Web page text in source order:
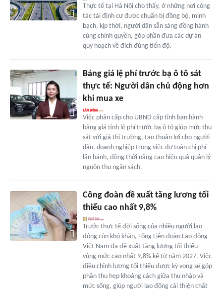
Thực tế tại Hà Nội cho thấy, ở những nơi công
tác tái định cư được chuẩn bị đồng bộ, minh
bạch, kịp thời, người dân sẵn sàng đồng hành
cùng chính quyền, góp phần đưa các dự án
quy hoạch về đích đúng tiến độ.
Bảng giá lệ phí trước bạ ô tô sát
thực tế: Người dân chủ động hơn
khi mua xe
Việc phân cấp cho UBND cấp tỉnh ban hành
bảng giá tính lệ phí trước bạ ô tô giúp mức thu
sát với giá thị trường, tạo thuận lợi cho người
dân, doanh nghiệp trong việc dự toán chi phí
lăn bánh, đồng thời nâng cao hiệu quả quản lý
nguồn thu ngân sách.
Công đoàn đề xuất tăng lương tối
thiểu cao nhất 9,8%
Trước thực tế đời sống của nhiều người lao
động còn khó khăn, Tổng Liên đoàn Lao động
Việt Nam đã đề xuất tăng lương tối thiểu
vùng mức cao nhất 9,8% kể từ năm 2027. Việc
điều chỉnh lương tối thiểu được kỳ vọng sẽ góp
phần thu hẹp khoảng cách giữa thu nhập và
mức sống, giúp người lao động cải thiện chất